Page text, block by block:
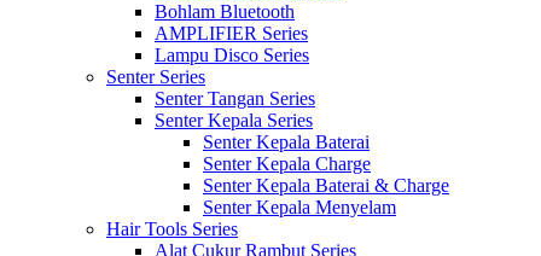
Bohlam Bluetooth
AMPLIFIER Series
Lampu Disco Series
Senter Series
Senter Tangan Series
Senter Kepala Series
Senter Kepala Baterai
Senter Kepala Charge
Senter Kepala Baterai & Charge
Senter Kepala Menyelam
Hair Tools Series
Alat Cukur Rambut Series